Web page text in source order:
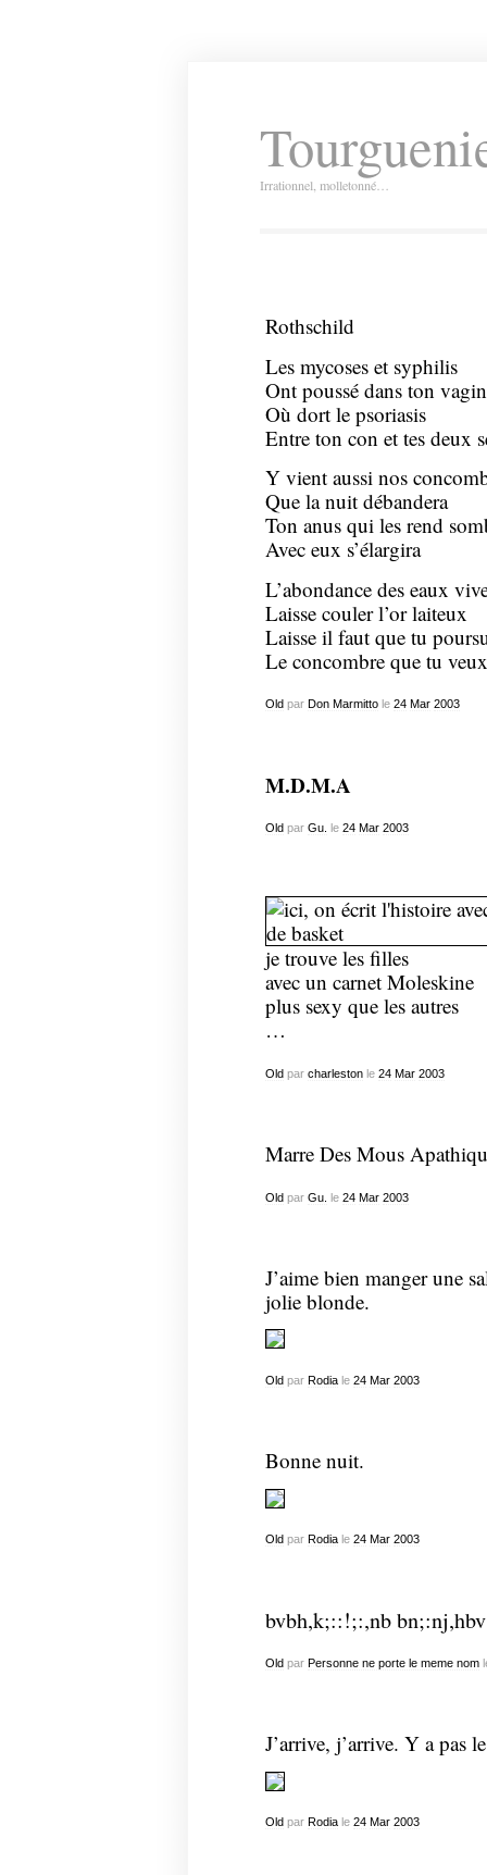
Irrationnel, molletonné…
Rothschild
Les mycoses et syphilis
Ont poussé dans ton vagin
Où dort le psoriasis
Entre ton con et tes deux
Y vient aussi nos
Que la nuit débandera
Ton anus qui les rend
Avec eux s’élargira
L’abondance des eaux
Laisse couler l’or laiteux
Laisse il faut que tu
Le concombre que tu veux
Oldpar Don Marmittole 24 Mar 2003
M.D.M.A
Oldpar Gu. le 24 Mar 2003
je trouve les filles
avec un carnet Moleskine
plus sexy que les autres
…
Oldpar charlestonle 24 Mar 2003
Marre Des Mous
Oldpar Gu. le 24 Mar 2003
J’aime bien manger une
jolie blonde.
Oldpar Rodiale 24 Mar 2003
Bonne nuit.
Oldpar Rodiale 24 Mar 2003
bvbh,k;::!;:,nb
Oldpar Personne ne porte le meme nom
J’arrive, j’arrive. Y a pas
Old par Rodiale 24 Mar 2003